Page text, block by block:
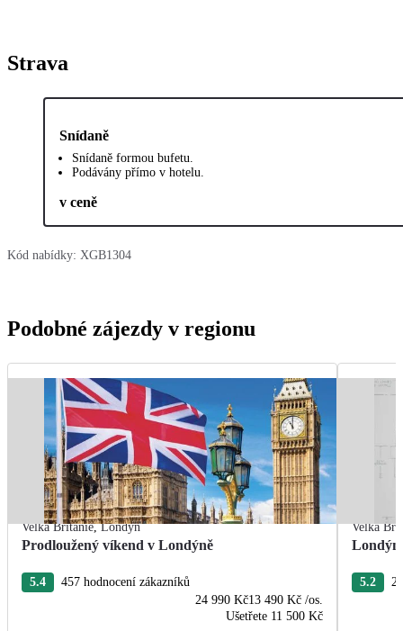
Strava
Snídaně
Snídaně formou bufetu.
Podávány přímo v hotelu.
v ceně
Kód nabídky: XGB1304
Podobné zájezdy v regionu
Velká Británie,Londýn
Prodloužený víkend v Londýně
5.4
457 hodnocení zákazníků
24 990 Kč13 490 Kč /os.
Ušetřete 11 500 Kč
Velká
Londýn
5.2